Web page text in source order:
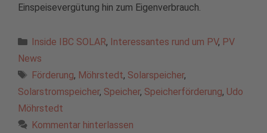
Einspeisevergütung hin zum Eigenverbrauch.
Kategorien
Inside IBC SOLAR, Interessantes rund um PV, PV
News
Schlagwörter
Förderung, Möhrstedt, Solarspeicher,
Solarstromspeicher, Speicher, Speicherförderung, Udo
Möhrstedt
Kommentar hinterlassen